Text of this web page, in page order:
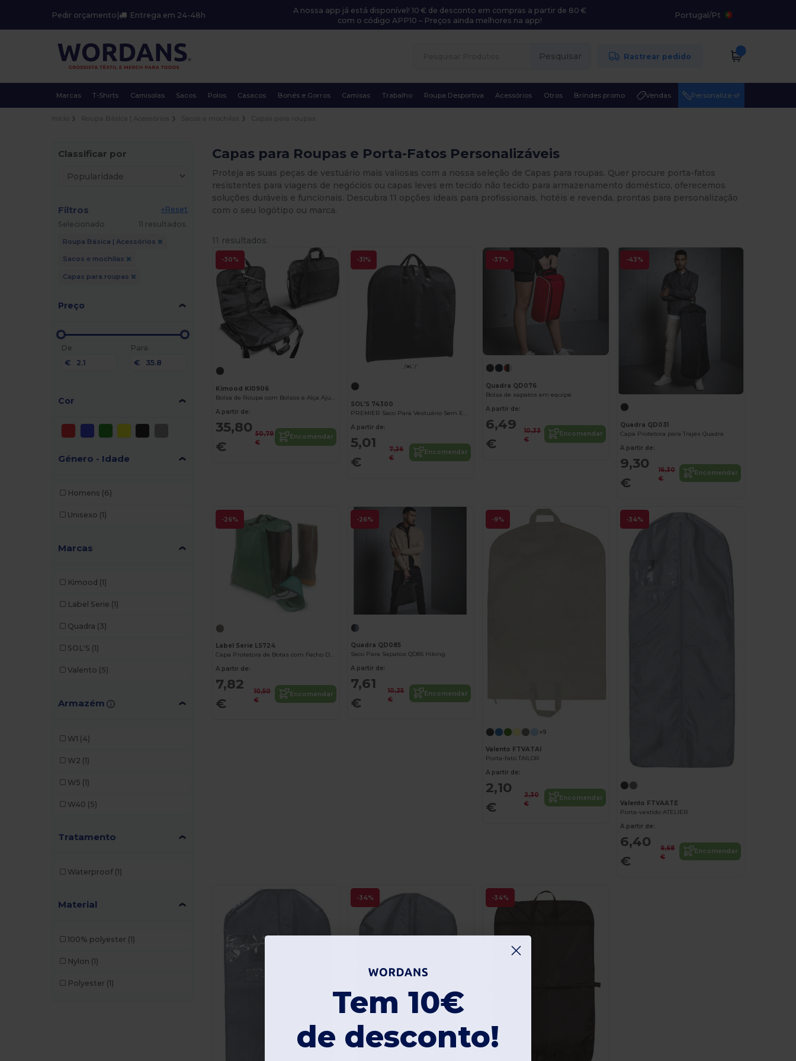
Pedir orçamento | Entrega em 24-48h
A nossa app já está disponível! 10 € de desconto em compras a partir de 80 €
com o código APP10 – Preços ainda melhores na app!
Portugal/Pt
Pesquisar Rastrear pedido
Marcas T-Shirts Camisolas Sacos Polos Casacos Bonés e Gorros Camisas Trabalho Roupa Desportiva Acessórios Otros Brindes promo Vendas Personaliza-o!
Classificar por
Filtros
«Reset
Selecionado
11 resultados.
Roupa Básica | Acessórios
Sacos e mochilas
Capas para roupas
Preço
De
€
Para
€
Cor
Género - Idade
Homens (6)
Unisexo (1)
Marcas
Kimood (1)
Label Serie (1)
Quadra (3)
SOL'S (1)
Valento (5)
Armazém
W1 (4)
W2 (1)
W5 (1)
W40 (5)
Tratamento
Waterproof (1)
Material
100% polyester (1)
Nylon (1)
Polyester (1)
Capas para Roupas e Porta-Fatos Personalizáveis
Proteja as suas peças de vestuário mais valiosas com a nossa seleção de Capas para roupas. Quer procure porta-fatos
resistentes para viagens de negócios ou capas leves em tecido não tecido para armazenamento doméstico, oferecemos
soluções duráveis e funcionais. Descubra 11 opções ideais para profissionais, hotéis e revenda, prontas para personalização
com o seu logótipo ou marca.
11 resultados.
-30%
Kimood KI0906
Bolsa de Roupa com Bolsos e Alça Ajustável
A partir de:
35,80
€
50,79
€
Encomendar
-31%
SOL'S 74300
PREMIER Saco Para Vestuário Sem Entretela
A partir de:
5,01
€
7,26
€
Encomendar
-37%
Quadra QD076
Bolsa de sapatos em equipe
A partir de:
6,49
€
10,33
€
Encomendar
-43%
Quadra QD031
Capa Protetora para Trajes Quadra
A partir de:
9,30
€
16,30
€
Encomendar
-26%
Label Serie LS724
Capa Protetora de Botas com Fecho Duplo
A partir de:
7,82
€
10,50
€
Encomendar
-26%
Quadra QD085
Saco Para Sapatos QD85 Hiking
A partir de:
7,61
€
10,25
€
Encomendar
-9%
+9
Valento FTVATAI
Porta-fato TAILOR
A partir de:
2,10
€
2,30
€
Encomendar
-34%
Valento FTVAATE
Porta-vestido ATELIER
A partir de:
6,40
€
9,68
€
Encomendar
-34% -34%
Tem 10€
de desconto!